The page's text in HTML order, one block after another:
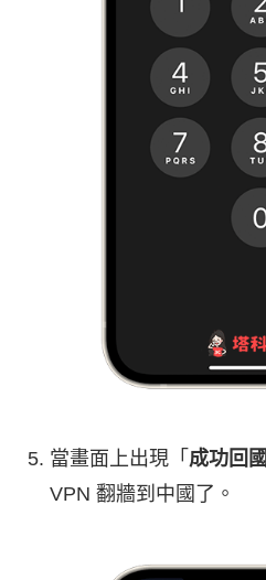
當畫面上出現「 成功回國
VPN 翻牆到中國了。